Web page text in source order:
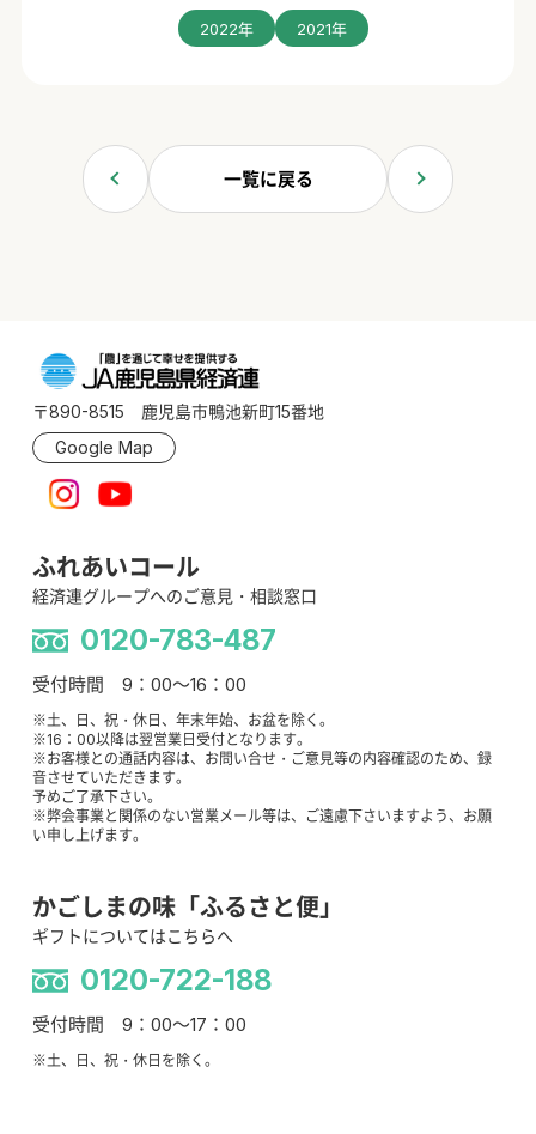
2022年 2021年
一覧に戻る
〒890-8515 鹿児島市鴨池新町15番地
Google Map
ふれあいコール
経済連グループへのご意見・相談窓口
0120-783-487
受付時間 9：00～16：00
※土、日、祝・休日、年末年始、お盆を除く。
※16：00以降は翌営業日受付となります。
※お客様との通話内容は、お問い合せ・ご意見等の内容確認のため、録
音させていただきます。
予めご了承下さい。
※弊会事業と関係のない営業メール等は、ご遠慮下さいますよう、お願
い申し上げます。
かごしまの味「ふるさと便」
ギフトについてはこちらへ
0120-722-188
受付時間 9：00～17：00
※土、日、祝・休日を除く。